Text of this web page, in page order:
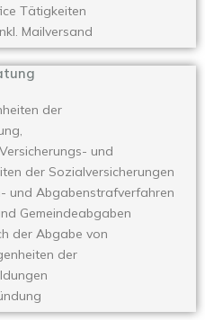
Tätigkeiten
Mailversand
der
und
der Sozialversicherungen
und Abgabenstrafverfahren
Gemeindeabgaben
der Abgabe von
der